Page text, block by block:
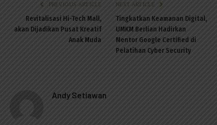
PREVIOUS ARTICLE
Revitalisasi Hi-Tech Mall,
akan Dijadikan Pusat Kreatif
Anak Muda
NEXT ARTICLE
Tingkatkan Keamanan Digital,
UMKM Berlian Hadirkan
Mentor Google Certified di
Pelatihan Cyber Security
Andy Setiawan